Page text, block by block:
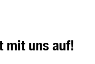
mit uns auf!